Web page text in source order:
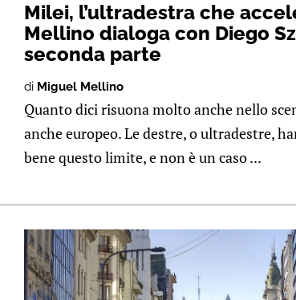
Milei, l’ultradestra che
Mellino dialoga con Diego
seconda parte
di Miguel Mellino
Quanto dici risuona molto anche nello
anche europeo. Le destre, o ultradestre,
bene questo limite, e non è un caso ...